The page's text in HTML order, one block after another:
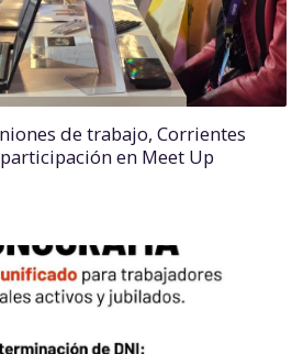
de trabajo, Corrientes
en Meet Up